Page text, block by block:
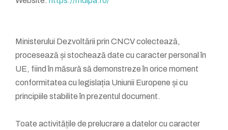
Ministerului Dezvoltării prin CNCV colectează,
procesează și stochează date cu caracter personal în
UE, fiind în măsură să demonstreze în orice moment
conformitatea cu legislația Uniunii Europene și cu
principiile stabilite în prezentul document.
Toate activitățile de prelucrare a datelor cu caracter